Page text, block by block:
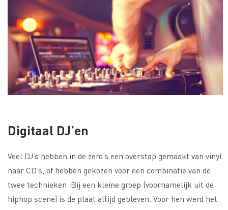
Digitaal DJ’en
Veel DJ’s hebben in de zero’s een overstap gemaakt van vinyl
naar CD’s, of hebben gekozen voor een combinatie van de
twee technieken. Bij een kleine groep (voornamelijk uit de
hiphop scene) is de plaat altijd gebleven. Voor hen werd het